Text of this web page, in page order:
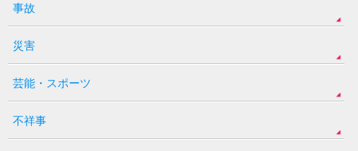
事故
災害
芸能・スポーツ
不祥事